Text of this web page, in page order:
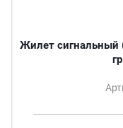
Жилет сигнальный